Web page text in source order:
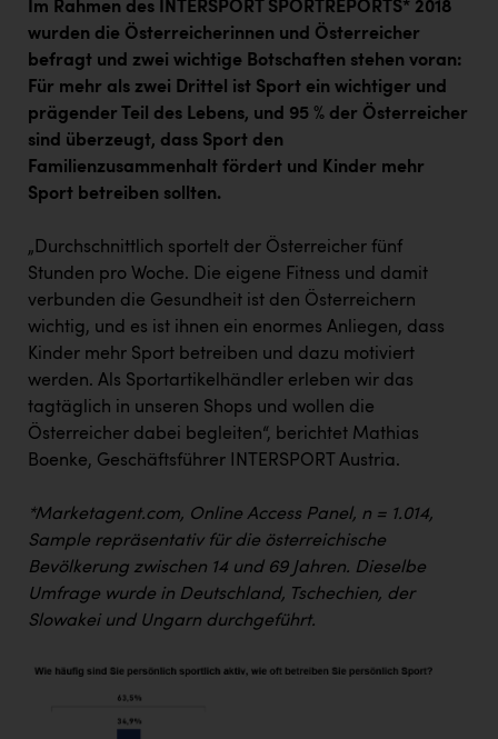
KLIPP Frisör
Kleider Bauer
Kremsmüller Anlagenbau GmbH
Oldtimer Raststationen und Motorhotels
Österreichischer Kachelofenverband
Orlen
Passage Linz
PEZ
PÜSPÖK
REMAX
Resch&Frisch
RUBBLE MASTER
Ruderclub Wels
Schwingshandl - automation technology gmbh
Im Rahmen des INTERSPORT SPORTREPORTS* 2018
wurden die Österreicherinnen und Österreicher
befragt und zwei wichtige Botschaften stehen voran:
Für mehr als zwei Drittel ist Sport ein wichtiger und
prägender Teil des Lebens, und 95 % der Österreicher
sind überzeugt, dass Sport den
Familienzusammenhalt fördert und Kinder mehr
Sport betreiben sollten.
„Durchschnittlich sportelt der Österreicher fünf
Stunden pro Woche. Die eigene Fitness und damit
verbunden die Gesundheit ist den Österreichern
wichtig, und es ist ihnen ein enormes Anliegen, dass
Kinder mehr Sport betreiben und dazu motiviert
werden. Als Sportartikelhändler erleben wir das
tagtäglich in unseren Shops und wollen die
Österreicher dabei begleiten“, berichtet Mathias
Boenke, Geschäftsführer INTERSPORT Austria.
*Marketagent.com, Online Access Panel, n = 1.014,
Sample repräsentativ für die österreichische
Bevölkerung zwischen 14 und 69 Jahren. Dieselbe
Umfrage wurde in Deutschland, Tschechien, der
Slowakei und Ungarn durchgeführt.